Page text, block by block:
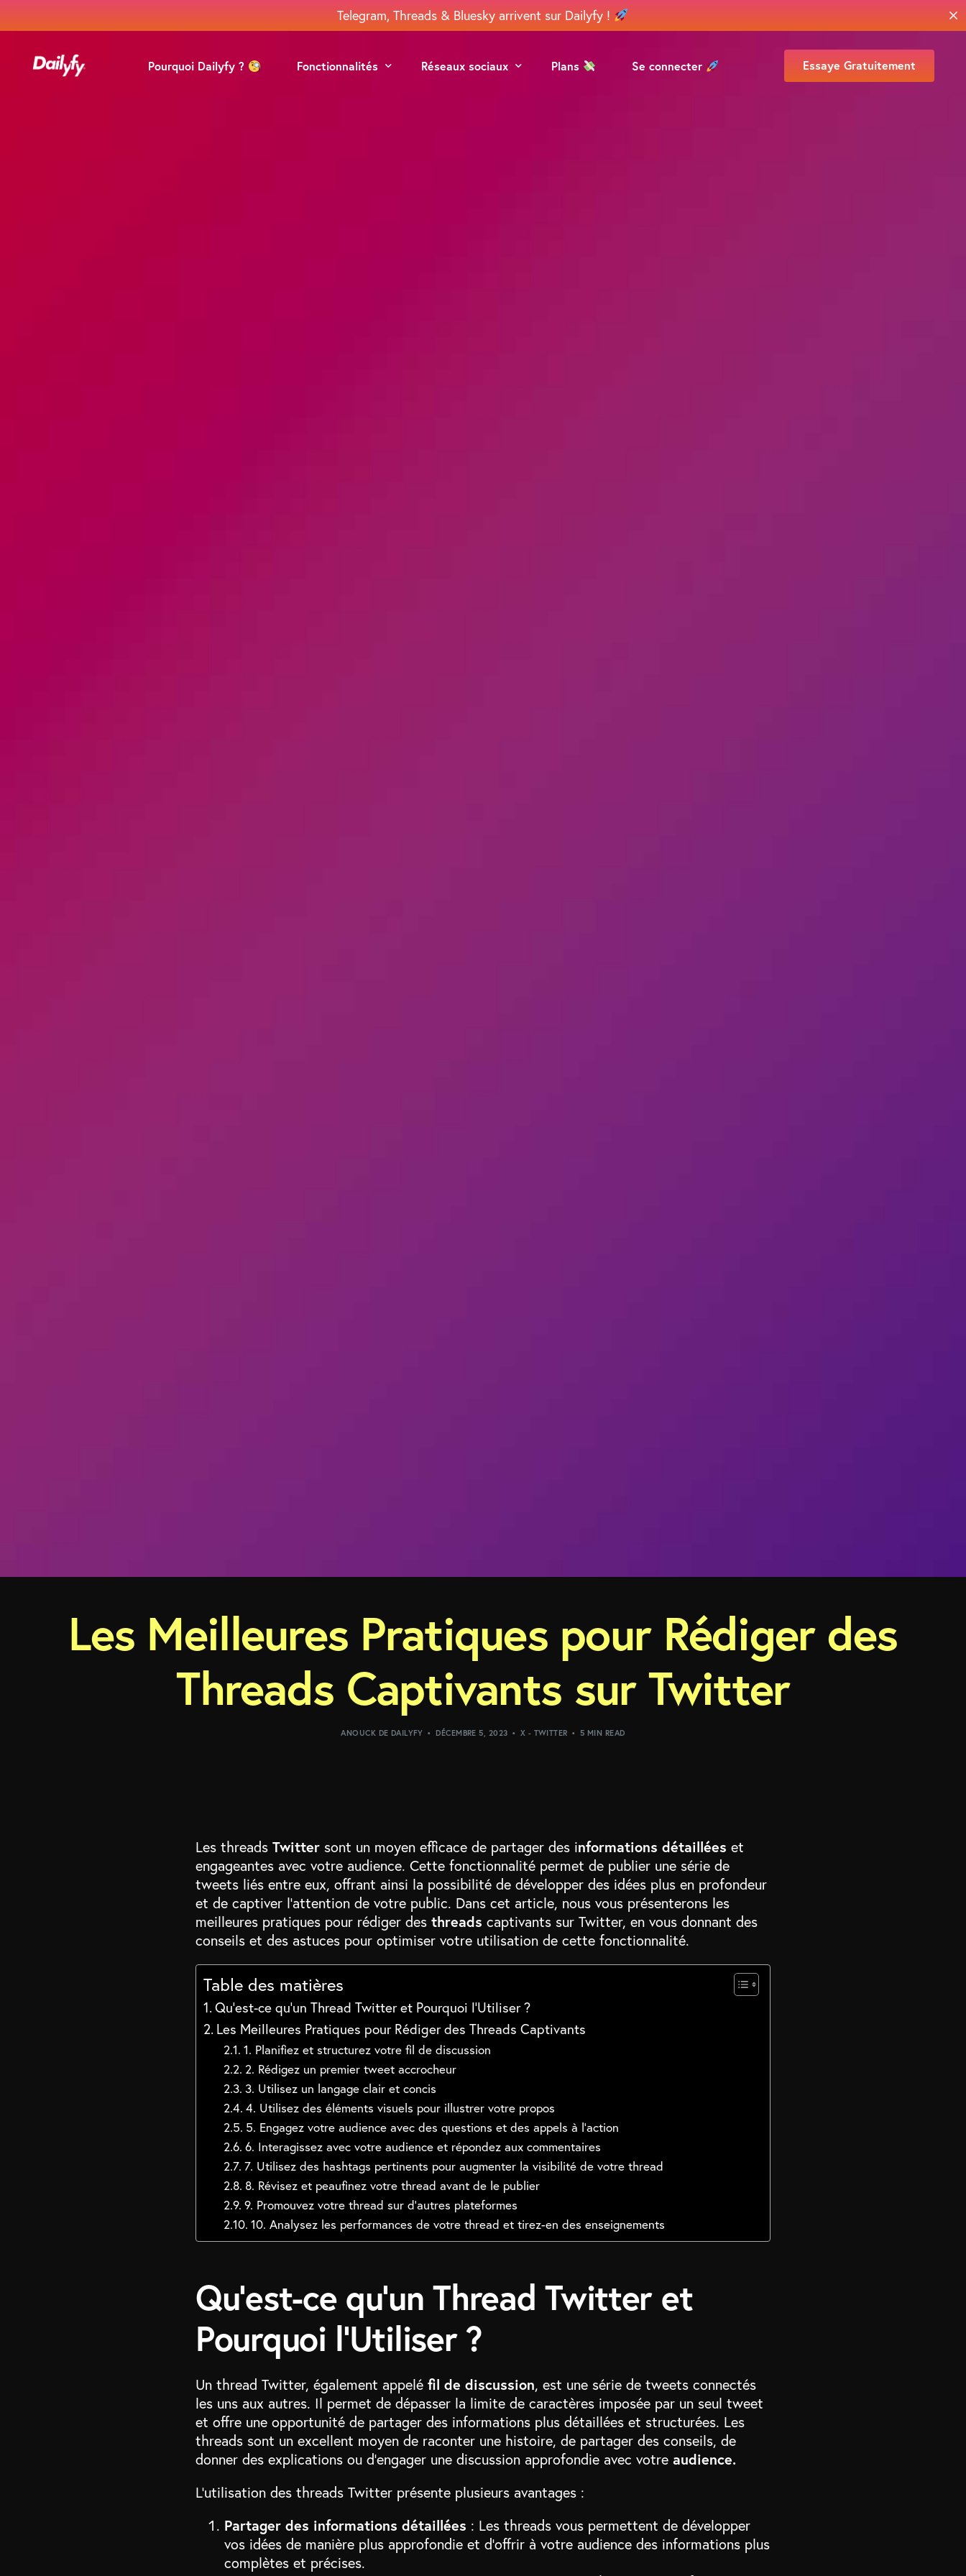
Telegram, Threads & Bluesky arrivent sur Dailyfy !
Pourquoi Dailyfy ? Fonctionnalités Réseaux sociaux Plans Se connecter Essaye Gratuitement
Les Meilleures Pratiques pour Rédiger des
Threads Captivants sur Twitter
ANOUCK DE DAILYFY DÉCEMBRE 5, 2023 X - TWITTER 5 MIN READ
Les threads Twitter sont un moyen efficace de partager des informations détaillées et
engageantes avec votre audience. Cette fonctionnalité permet de publier une série de
tweets liés entre eux, offrant ainsi la possibilité de développer des idées plus en profondeur
et de captiver l’attention de votre public. Dans cet article, nous vous présenterons les
meilleures pratiques pour rédiger des threads captivants sur Twitter, en vous donnant des
conseils et des astuces pour optimiser votre utilisation de cette fonctionnalité.
Table des matières
Qu’est-ce qu’un Thread Twitter et Pourquoi l’Utiliser ?
Les Meilleures Pratiques pour Rédiger des Threads Captivants
1. Planifiez et structurez votre fil de discussion
2. Rédigez un premier tweet accrocheur
3. Utilisez un langage clair et concis
4. Utilisez des éléments visuels pour illustrer votre propos
5. Engagez votre audience avec des questions et des appels à l’action
6. Interagissez avec votre audience et répondez aux commentaires
7. Utilisez des hashtags pertinents pour augmenter la visibilité de votre thread
8. Révisez et peaufinez votre thread avant de le publier
9. Promouvez votre thread sur d’autres plateformes
10. Analysez les performances de votre thread et tirez-en des enseignements
Qu’est-ce qu’un Thread Twitter et
Pourquoi l’Utiliser ?
Un thread Twitter, également appelé fil de discussion, est une série de tweets connectés
les uns aux autres. Il permet de dépasser la limite de caractères imposée par un seul tweet
et offre une opportunité de partager des informations plus détaillées et structurées. Les
threads sont un excellent moyen de raconter une histoire, de partager des conseils, de
donner des explications ou d’engager une discussion approfondie avec votre audience.
L’utilisation des threads Twitter présente plusieurs avantages :
Partager des informations détaillées : Les threads vous permettent de développer
vos idées de manière plus approfondie et d’offrir à votre audience des informations plus
complètes et précises.